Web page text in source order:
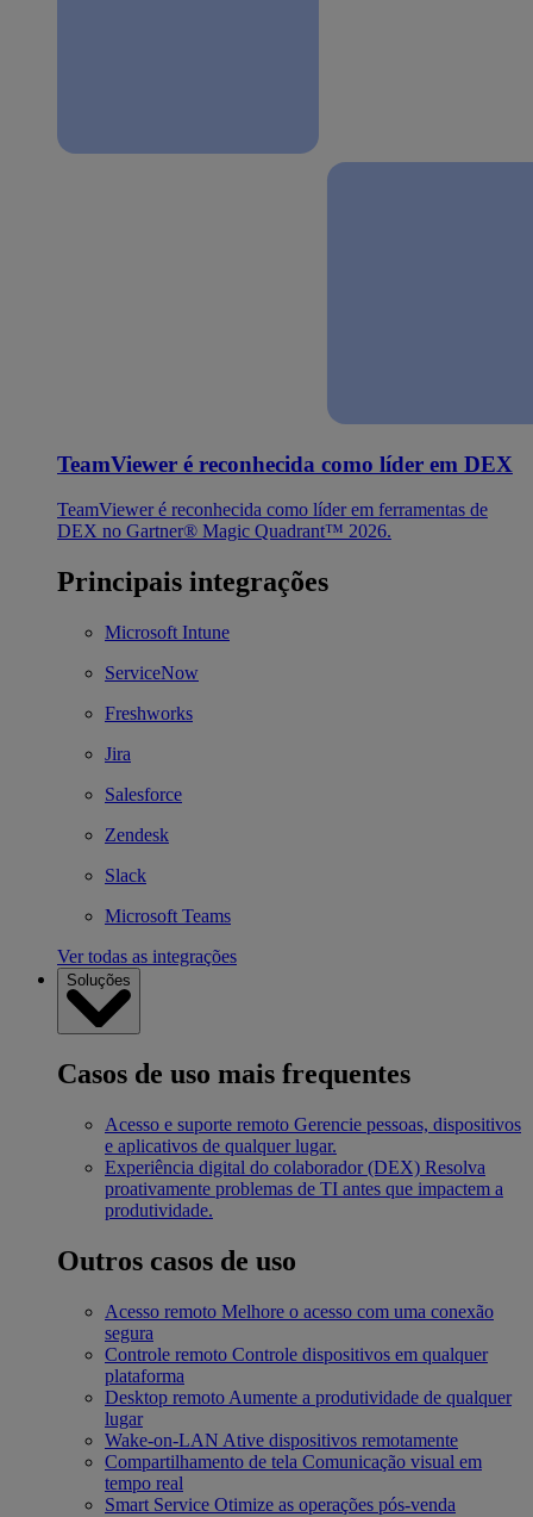
TeamViewer é reconhecida como líder em DEX
TeamViewer é reconhecida como líder em ferramentas de
DEX no Gartner® Magic Quadrant™ 2026.
Principais integrações
Microsoft Intune
ServiceNow
Freshworks
Jira
Salesforce
Zendesk
Slack
Microsoft Teams
Ver todas as integrações
Soluções
Casos de uso mais frequentes
Acesso e suporte remoto Gerencie pessoas, dispositivos
e aplicativos de qualquer lugar.
Experiência digital do colaborador (DEX) Resolva
proativamente problemas de TI antes que impactem a
produtividade.
Outros casos de uso
Acesso remoto Melhore o acesso com uma conexão
segura
Controle remoto Controle dispositivos em qualquer
plataforma
Desktop remoto Aumente a produtividade de qualquer
lugar
Wake-on-LAN Ative dispositivos remotamente
Compartilhamento de tela Comunicação visual em
tempo real
Smart Service Otimize as operações pós-venda